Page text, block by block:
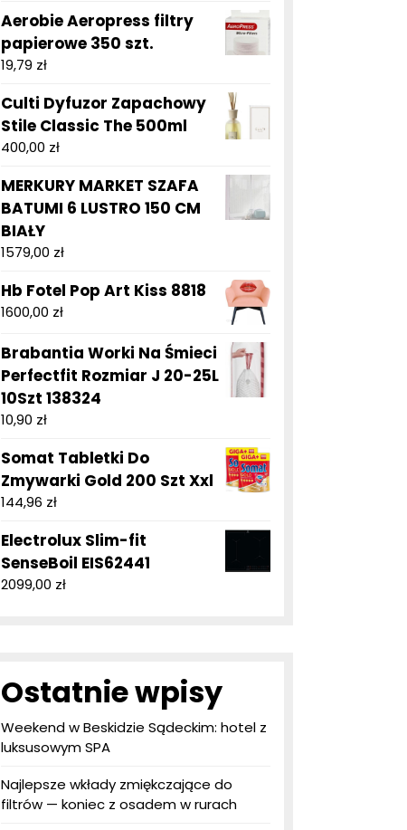
Aerobie Aeropress filtry
papierowe 350 szt.
19,79 zł
Culti Dyfuzor Zapachowy
Stile Classic The 500ml
400,00 zł
MERKURY MARKET SZAFA
BATUMI 6 LUSTRO 150 CM
BIAŁY
1579,00 zł
Hb Fotel Pop Art Kiss 8818
1600,00 zł
Brabantia Worki Na Śmieci
Perfectfit Rozmiar J 20-25L
10Szt 138324
10,90 zł
Somat Tabletki Do
Zmywarki Gold 200 Szt Xxl
144,96 zł
Electrolux Slim-fit
SenseBoil EIS62441
2099,00 zł
Ostatnie wpisy
Weekend w Beskidzie Sądeckim: hotel z
luksusowym SPA
Najlepsze wkłady zmiękczające do
filtrów — koniec z osadem w rurach